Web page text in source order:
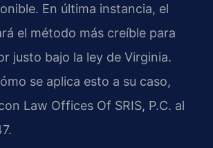
En última instancia, el
el método más creíble para
justo bajo la ley de Virginia.
se aplica esto a su caso,
Law Offices Of SRIS, P.C. al